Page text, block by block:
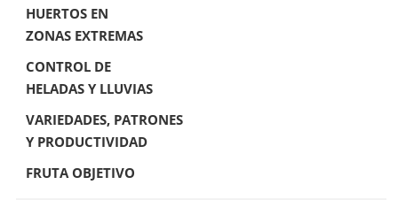
HUERTOS EN
ZONAS EXTREMAS
CONTROL DE
HELADAS Y LLUVIAS
VARIEDADES, PATRONES
Y PRODUCTIVIDAD
FRUTA OBJETIVO